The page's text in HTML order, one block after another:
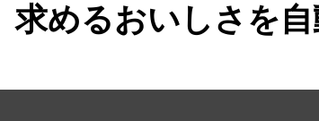
求めるおいしさを